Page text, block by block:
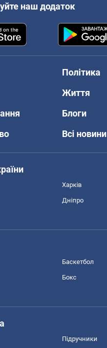
наш додаток
Політика
Життя
Блоги
Всі новини
Харків
Дніпро
Баскетбол
Бокс
Підручники